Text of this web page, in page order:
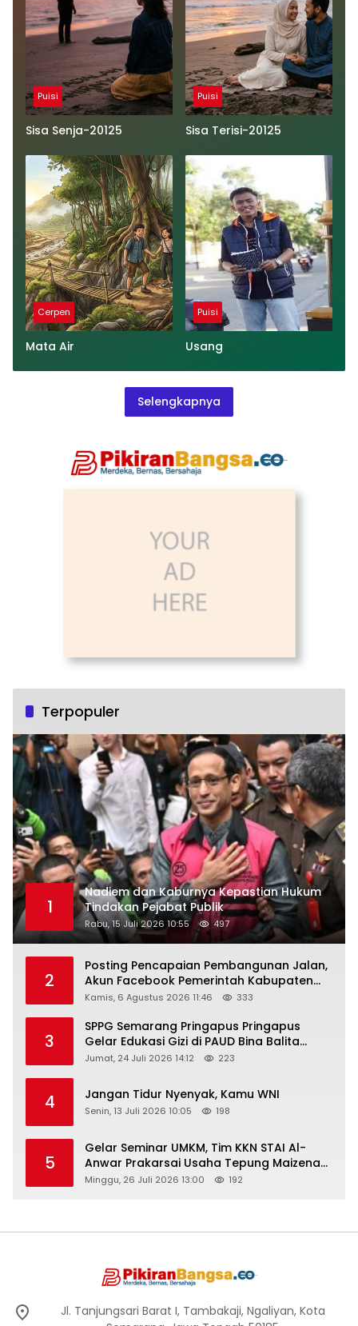
Puisi
Sisa Senja-20125
Puisi
Sisa Terisi-20125
Cerpen
Mata Air
Puisi
Usang
Selengkapnya
Terpopuler
1
Nadiem dan Kaburnya Kepastian Hukum
Tindakan Pejabat Publik
Rabu, 15 Juli 2026 10:55 497
2
Posting Pencapaian Pembangunan Jalan,
Akun Facebook Pemerintah Kabupaten
Rembang “Dirujak” Warganet
Kamis, 6 Agustus 2026 11:46 333
3
SPPG Semarang Pringapus Pringapus
Gelar Edukasi Gizi di PAUD Bina Balita
Peringati Hari Anak Nasional 2026
Jumat, 24 Juli 2026 14:12 223
4 Jangan Tidur Nyenyak, Kamu WNI
Senin, 13 Juli 2026 10:05 198
5
Gelar Seminar UMKM, Tim KKN STAI Al-
Anwar Prakarsai Usaha Tepung Maizena
di Logung
Minggu, 26 Juli 2026 13:00 192
Jl. Tanjungsari Barat I, Tambakaji, Ngaliyan, Kota